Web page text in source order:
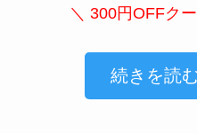
＼ 300円OFFク
続きを読